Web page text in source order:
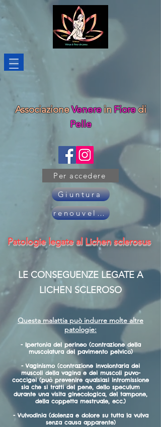
AssociazioneVenerein Fioredi
Pelle
Per accedere
Giuntura
renouveler son adhésion
Patologie legate al Lichen sclerosus
LE CONSEGUENZE LEGATE A
LICHEN SCLEROSO
Questa malattia può indurre molte altre
patologie:
- Ipertonia del perineo (contrazione della
muscolatura del pavimento pelvico)
- Vaginismo (contrazione involontaria dei
muscoli della vagina e dei muscoli puvo-
coccigei (può prevenire qualsiasi intromissione
sia che si tratti del pene, dello speculum
durante una visita ginecologica, del tampone,
della coppetta mestruale, ecc.)
- Vulvodinia (dolenza e dolore su tutta la vulva
senza causa apparente)